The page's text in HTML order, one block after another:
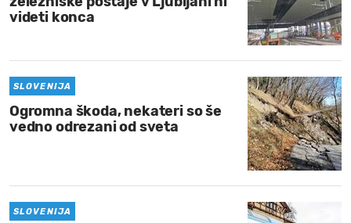
videti konca
SLOVENIJA
Ogromna škoda, nekateri so še
vedno odrezani od sveta
SLOVENIJA